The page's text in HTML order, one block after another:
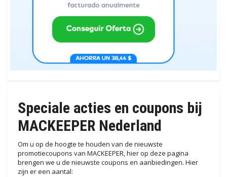
Speciale acties en coupons bij
MACKEEPER Nederland
Om u op de hoogte te houden van de nieuwste
promotiecoupons van MACKEEPER, hier op deze pagina
brengen we u de nieuwste coupons en aanbiedingen. Hier
zijn er een aantal: